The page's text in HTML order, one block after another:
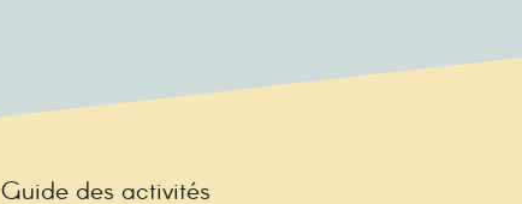
Guide des activités